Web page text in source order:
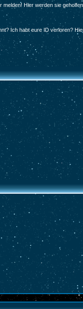
melden! Hier werden sie
Ich habt eure ID verloren?